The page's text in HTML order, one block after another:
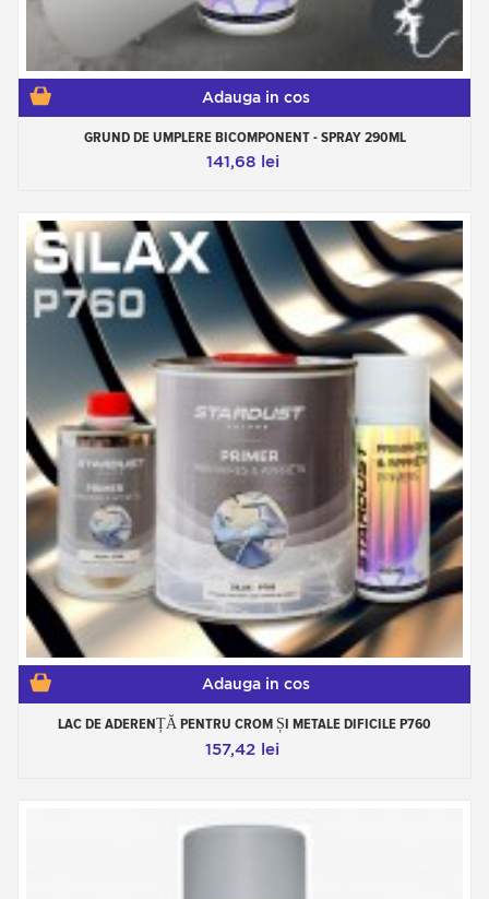
Adauga in cos
GRUND DE UMPLERE BICOMPONENT - SPRAY 290ML
141,68 lei
Adauga in cos
LAC DE ADERENȚĂ PENTRU CROM ȘI METALE DIFICILE P760
157,42 lei